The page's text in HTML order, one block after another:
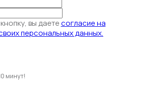
вы даетесогласие на
персональных данных.
минут!